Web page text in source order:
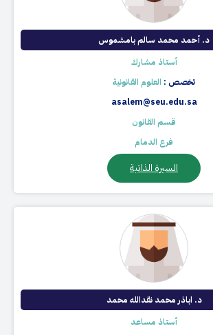
د. أحمد محمد سالم بامشموس
أستاذ مشارك
تخصص : العلوم القانونية
asalem@seu.edu.sa
قسم القانون
فرع الدمام
السيرة الذاتية
د. اباذر محمد نقدالله محمد
أستاذ مساعد